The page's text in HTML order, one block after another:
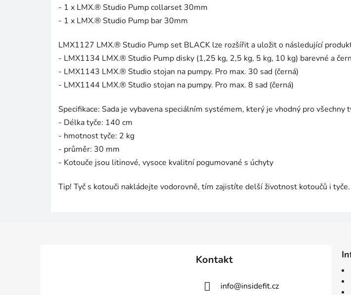
- 1 x LMX.® Studio Pump collarset 30mm
- 1 x LMX.® Studio Pump bar 30mm
LMX1127 LMX.® Studio Pump set BLACK lze rozšířit a uložit o následující
- LMX1134 LMX.® Studio Pump disky (1,25 kg, 2,5 kg, 5 kg, 10 kg) barevné a
- LMX1143 LMX.® Studio stojan na pumpy. Pro max. 30 sad (černá)
- LMX1144 LMX.® Studio stojan na pumpy. Pro max. 8 sad (černá)
Specifikace: Sada je vybavena speciálním systémem, který je vhodný pro všechny
- Délka tyče: 140 cm
- hmotnost tyče: 2 kg
- průměr: 30 mm
- Kotouče jsou litinové, vysoce kvalitní pogumované s úchyty
Tip! Tyč s kotouči nakládejte vodorovně, tím zajistíte delší životnost kotoučů i tyče.
Kontakt
info@insidefit.cz